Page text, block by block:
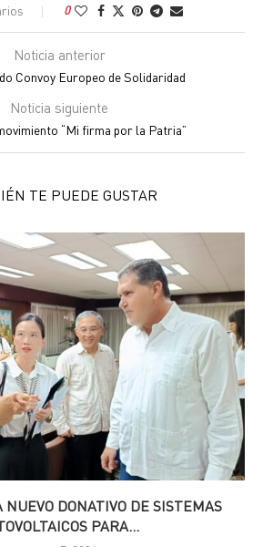
0
Noticia anterior
Convoy Europeo de Solidaridad
Noticia siguiente
“Mi firma por la Patria”
TE PUEDE GUSTAR
DONATIVO DE SISTEMAS
PARA...